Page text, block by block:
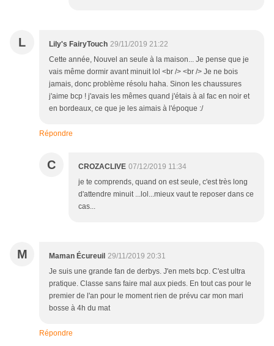
L Lily's FairyTouch 29/11/2019 21:22
Cette année, Nouvel an seule à la maison... Je pense que je
vais même dormir avant minuit lol <br /> <br /> Je ne bois
jamais, donc problème résolu haha. Sinon les chaussures
j'aime bcp ! j'avais les mêmes quand j'étais à al fac en noir et
en bordeaux, ce que je les aimais à l'époque :/
Répondre
C CROZACLIVE 07/12/2019 11:34
je te comprends, quand on est seule, c'est très long
d'attendre minuit ...lol...mieux vaut te reposer dans ce
cas...
M Maman Écureuil 29/11/2019 20:31
Je suis une grande fan de derbys. J'en mets bcp. C'est ultra
pratique. Classe sans faire mal aux pieds. En tout cas pour le
premier de l'an pour le moment rien de prévu car mon mari
bosse à 4h du mat
Répondre